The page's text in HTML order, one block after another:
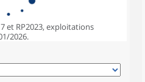
et RP2023, exploitations
2026.